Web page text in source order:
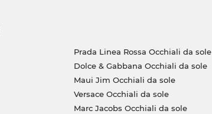
Prada Linea Rossa Occhiali da sole
Dolce & Gabbana Occhiali da sole
Maui Jim Occhiali da sole
Versace Occhiali da sole
Marc Jacobs Occhiali da sole